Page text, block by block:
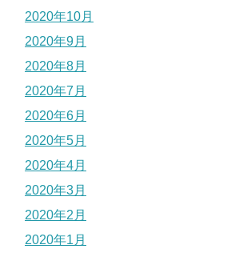
2020年10月
2020年9月
2020年8月
2020年7月
2020年6月
2020年5月
2020年4月
2020年3月
2020年2月
2020年1月